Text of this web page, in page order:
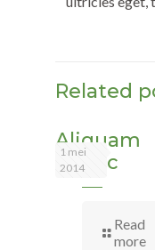
Related
1 mei
2014
Aliquam
eratac
Read
more